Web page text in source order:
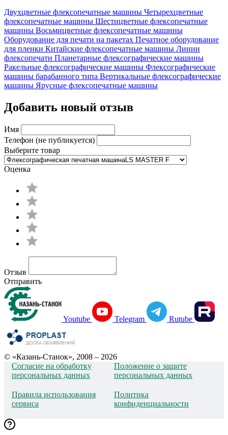
Двухцветные флексопечатные машины Четырехцветные
флексопечатные машины Шестицветные флексопечатные
машины Восьмицветные флексопечатные машины
Оборудование для печати на пакетах Печатное оборудование
для пленки Китайские флексопечатные машины Линии
флексопечати Планетарные флексографические машины
Ракельные флексографические машины Флексографические
машины барабанного типа Вертикальные флексографические
машины Ярусные флексопечатные машины
Добавить новый отзыв
Имя
Телефон (не публикуется)
Выберите товар
Оценка
Отзыв
Отправить
Youtube Telegram Rutube
© «Казань-Станок», 2008 – 2026
Согласие на обработку
персональных данных
Положение о защите
персональных данных
Правила использования
сервиса
Политика
конфиденциальности